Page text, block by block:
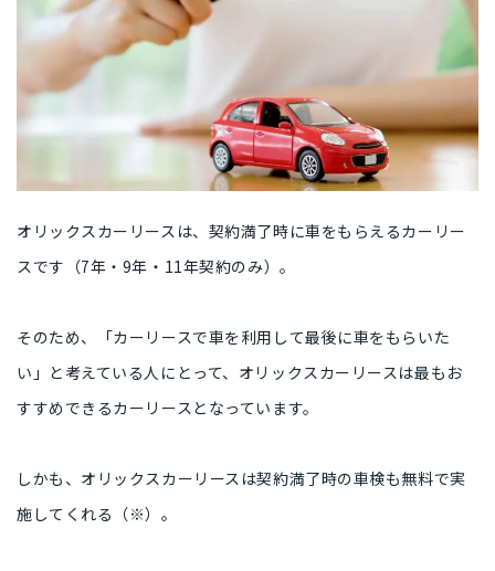
オリックスカーリースは、契約満了時に車をもらえるカーリー
スです（7年・9年・11年契約のみ）。
そのため、「カーリースで車を利用して最後に車をもらいた
い」と考えている人にとって、オリックスカーリースは最もお
すすめできるカーリースとなっています。
しかも、オリックスカーリースは契約満了時の車検も無料で実
施してくれる（※）。